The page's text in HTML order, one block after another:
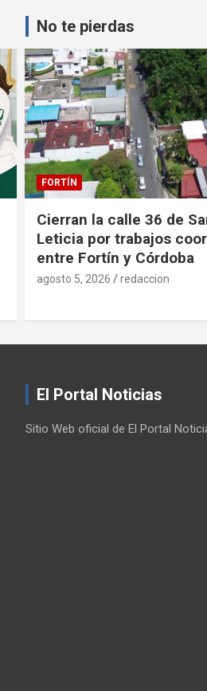
entradas
No te pierdas
FORTÍN
Cierran la calle 36 de
Leticia por trabajos
entre Fortín y Córdoba
agosto 5, 2026 redaccion
El Portal Noticias
Sitio Web oficial de El Portal